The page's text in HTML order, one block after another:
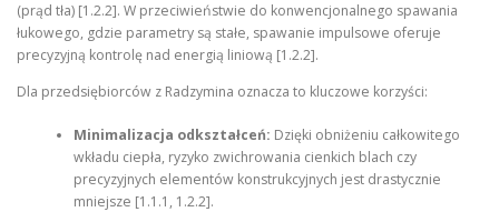
(prąd tła) [1.2.2]. W przeciwieństwie do konwencjonalnego spawania
łukowego, gdzie parametry są stałe, spawanie impulsowe oferuje
precyzyjną kontrolę nad energią liniową [1.2.2].
Dla przedsiębiorców z Radzymina oznacza to kluczowe korzyści:
Minimalizacja odkształceń: Dzięki obniżeniu całkowitego
wkładu ciepła, ryzyko zwichrowania cienkich blach czy
precyzyjnych elementów konstrukcyjnych jest drastycznie
mniejsze [1.1.1, 1.2.2].